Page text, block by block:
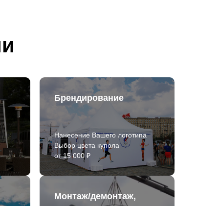
Брендирование
Нанесение Вашего логотипа
Выбор цвета купола
от 15 000 ₽
Монтаж/демонтаж,